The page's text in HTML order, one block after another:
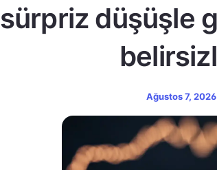
sürpriz düşüşle
Ağustos 7,